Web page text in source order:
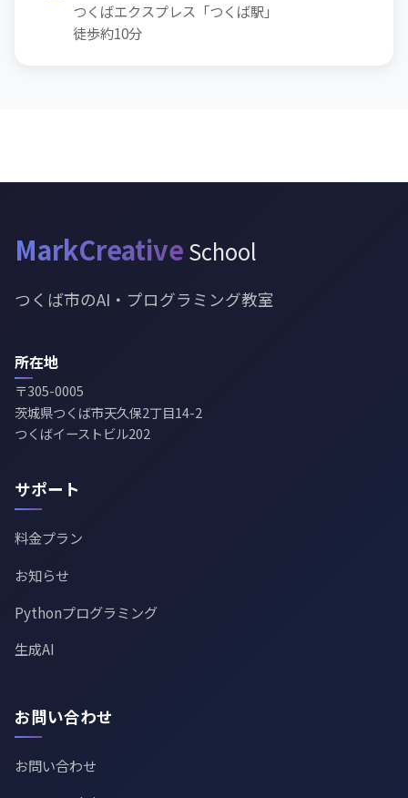
つくばエクスプレス「つくば駅」
徒歩約10分
MarkCreative School
つくば市のAI・プログラミング教室
所在地
〒305-0005
茨城県つくば市天久保2丁目14-2
つくばイーストビル202
サポート
料金プラン
お知らせ
Pythonプログラミング
生成AI
お問い合わせ
お問い合わせ